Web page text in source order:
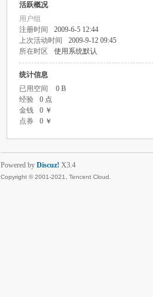
活跃概况
用户组
注册时间
2009-6-5 12:44
上次活动时间
2009-9-12 09:45
所在时区
使用系统默认
统计信息
已用空间
0 B
经验
0 点
金钱
0 ￥
点券
0 ￥
Powered by Discuz! X3.4
Copyright © 2001-2021, Tencent Cloud.